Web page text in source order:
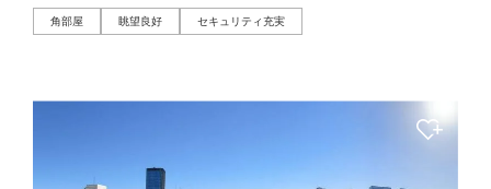
角部屋 眺望良好 セキュリティ充実